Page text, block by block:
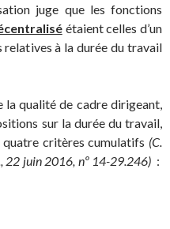
juge que les fonctions
étaient celles d’un
relatives à la durée du travail
la qualité de cadre dirigeant,
sur la durée du travail,
critères cumulatifs (C.
22 juin 2016, nº 14-29.246) :